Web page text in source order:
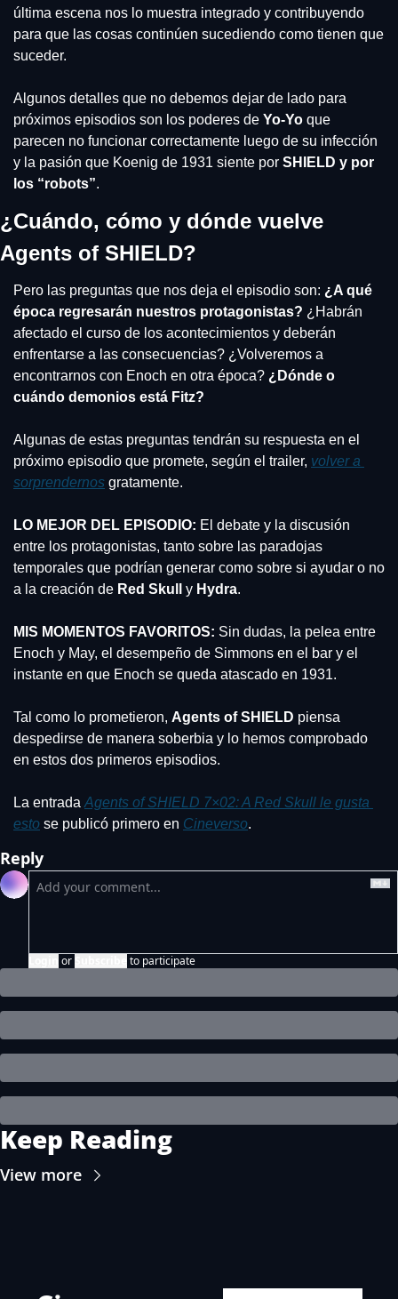
última escena nos lo muestra integrado y contribuyendo
para que las cosas continúen sucediendo como tienen que
suceder.
Algunos detalles que no debemos dejar de lado para
próximos episodios son los poderes de Yo-Yo que
parecen no funcionar correctamente luego de su infección
y la pasión que Koenig de 1931 siente por SHIELD y por
los “robots”.
¿Cuándo, cómo y dónde vuelve
Agents of SHIELD?
Pero las preguntas que nos deja el episodio son: ¿A qué
época regresarán nuestros protagonistas? ¿Habrán
afectado el curso de los acontecimientos y deberán
enfrentarse a las consecuencias? ¿Volveremos a
encontrarnos con Enoch en otra época? ¿Dónde o
cuándo demonios está Fitz?
Algunas de estas preguntas tendrán su respuesta en el
próximo episodio que promete, según el trailer, volver a
sorprendernos gratamente.
LO MEJOR DEL EPISODIO: El debate y la discusión
entre los protagonistas, tanto sobre las paradojas
temporales que podrían generar como sobre si ayudar o no
a la creación de Red Skull y Hydra.
MIS MOMENTOS FAVORITOS: Sin dudas, la pelea entre
Enoch y May, el desempeño de Simmons en el bar y el
instante en que Enoch se queda atascado en 1931.
Tal como lo prometieron, Agents of SHIELD piensa
despedirse de manera soberbia y lo hemos comprobado
en estos dos primeros episodios.
La entrada Agents of SHIELD 7×02: A Red Skull le gusta
esto se publicó primero en Cineverso.
Reply
or to participate
Keep Reading
View more